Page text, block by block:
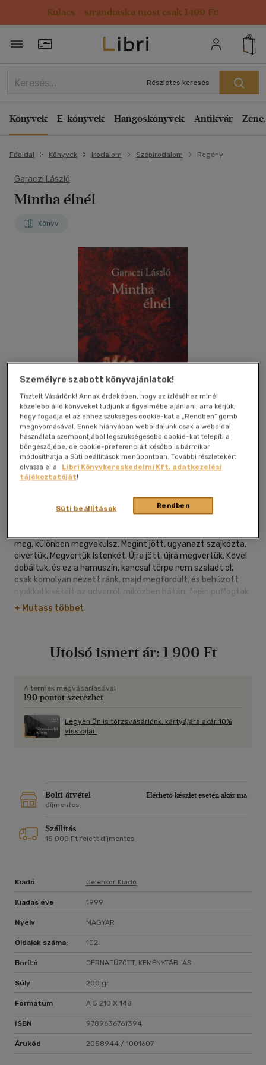
Kulacs / strandtáska most csak 1499 Ft!
Törzsvásárlói Kártya adatai
Részletes keresés
Könyvek E-könyvek Hangoskönyvek Antikvár
Főoldal Könyvek Irodalom Szépirodalom Regény
Garaczi László
Mintha élnél
Könyv
Kívánságlistához adom
keménytáblás|102 oldal
meg, különben megvakulsz. Megint jött, ugyanazt szajkózta,
elvertük. Megvertük Istenkét. Újra jött, újra megvertük. Kővel
dobáltuk, és ez a hamuszín, kancsal törpe nem szaladt el,
csak komolyan nézett ránk, majd megfordult, és behúzott
nyakkal kisétált az udvarról, miközben hátán, fején puffogtak
a lövedékek. Mint aki ajándékba kapja a szenvedést. Este
megkérdeztem otthon, hogy van-e Isten, de Apu rámszólt,
a szélsőséges szeretet-őrjöngés, amiben élt, túlmutatott az
"apád kommunista."
+ Mutass többet
Utolsó ismert ár: 1 900 Ft
A termék megvásárlásával
190 pontot szerezhet
Legyen Ön is törzsvásárlónk, kártyájára akár 10%
visszajár.
Bolti átvétel
Elérhető készlet esetén akár ma
díjmentes
Szállítás
15 000 Ft felett díjmentes
Kiadó Jelenkor Kiadó
Kiadás éve 1999
Nyelv MAGYAR
Oldalak száma: 102
Borító CÉRNAFŰZÖTT, KEMÉNYTÁBLÁS
Súly 200 gr
Formátum A 5 210 X 148
ISBN 9789636761394
Árukód 2058944 / 1001607
Személyre szabott könyvajánlatok!
Tisztelt Vásárlónk! Annak érdekében, hogy az ízléséhez minél
közelebb álló könyveket tudjunk a figyelmébe ajánlani, arra kérjük,
hogy fogadja el az ehhez szükséges cookie-kat a „Rendben” gomb
megnyomásával. Ennek hiányában weboldalunk csak a weboldal
használata szempontjából legszükségesebb cookie-kat telepíti a
böngészőjébe, de cookie-preferenciáit később is bármikor
módosíthatja a Süti beállítások menüpontban. További részletekért
olvassa el a
Libri Könyvkereskedelmi Kft. adatkezelési
tájékoztatóját!
Rendben
Süti beállítások